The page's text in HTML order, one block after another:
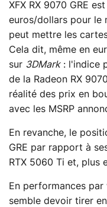
XFX RX 9070 GRE
euros/dollars pour le
peut mettre les
Cela dit, même en
sur 3DMark: l'indice
de la Radeon RX
réalité des prix en
avec les MSRP
En revanche, le
GRE par rapport à
RTX 5060 Ti et, plus
En performances par
semble devoir tirer